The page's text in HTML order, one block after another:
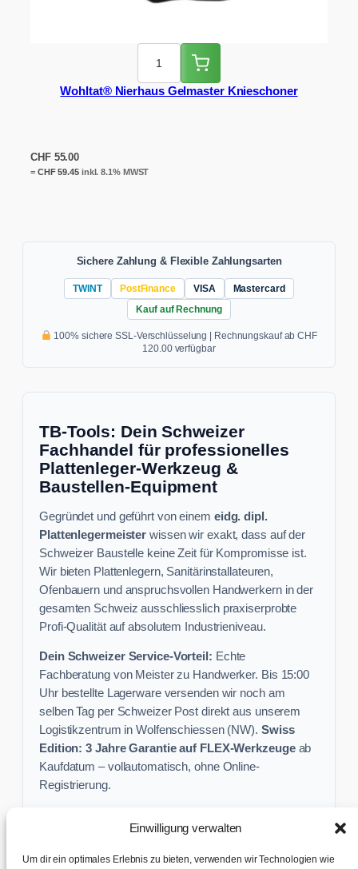
Einwilligung verwalten
Um dir ein optimales Erlebnis zu bieten, verwenden wir Technologien wie
Wohltat® Nierhaus Gelmaster Knieschoner
CHF55.00
= CHF59.45inkl. 8.1% MWST
Sichere Zahlung & Flexible Zahlungsarten
TWINT PostFinance VISA
Mastercard
Kauf auf Rechnung
100% sichere SSL-Verschlüsselung | Rechnungskauf ab CHF
120.00 verfügbar
TB-Tools: Dein Schweizer
Fachhandel für professionelles
Plattenleger-Werkzeug &
Baustellen-Equipment
Gegründet und geführt von einem eidg. dipl.
Plattenlegermeister wissen wir exakt, dass auf der
Schweizer Baustelle keine Zeit für Kompromisse ist.
Wir bieten Plattenlegern, Sanitärinstallateuren,
Ofenbauern und anspruchsvollen Handwerkern in der
gesamten Schweiz ausschliesslich praxiserprobte
Profi-Qualität auf absolutem Industrieniveau.
Dein Schweizer Service-Vorteil: Echte
Fachberatung von Meister zu Handwerker. Bis 15:00
Uhr bestellte Lagerware versenden wir noch am
selben Tag per Schweizer Post direkt aus unserem
Logistikzentrum in Wolfenschiessen (NW). Swiss
Edition: 3 Jahre Garantie auf FLEX-Werkzeugeab
Kaufdatum – vollautomatisch, ohne Online-
Registrierung.